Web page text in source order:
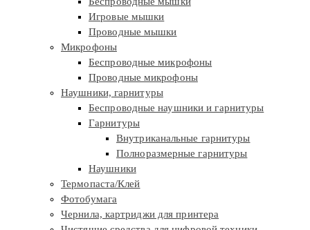
Игровые мышки
Проводные мышки
Микрофоны
Беспроводные микрофоны
Проводные микрофоны
Наушники, гарнитуры
Беспроводные наушники и гарнитуры
Гарнитуры
Внутриканальные гарнитуры
Полноразмерные гарнитуры
Наушники
Термопаста/Клей
Фотобумага
Чернила, картриджи для принтера